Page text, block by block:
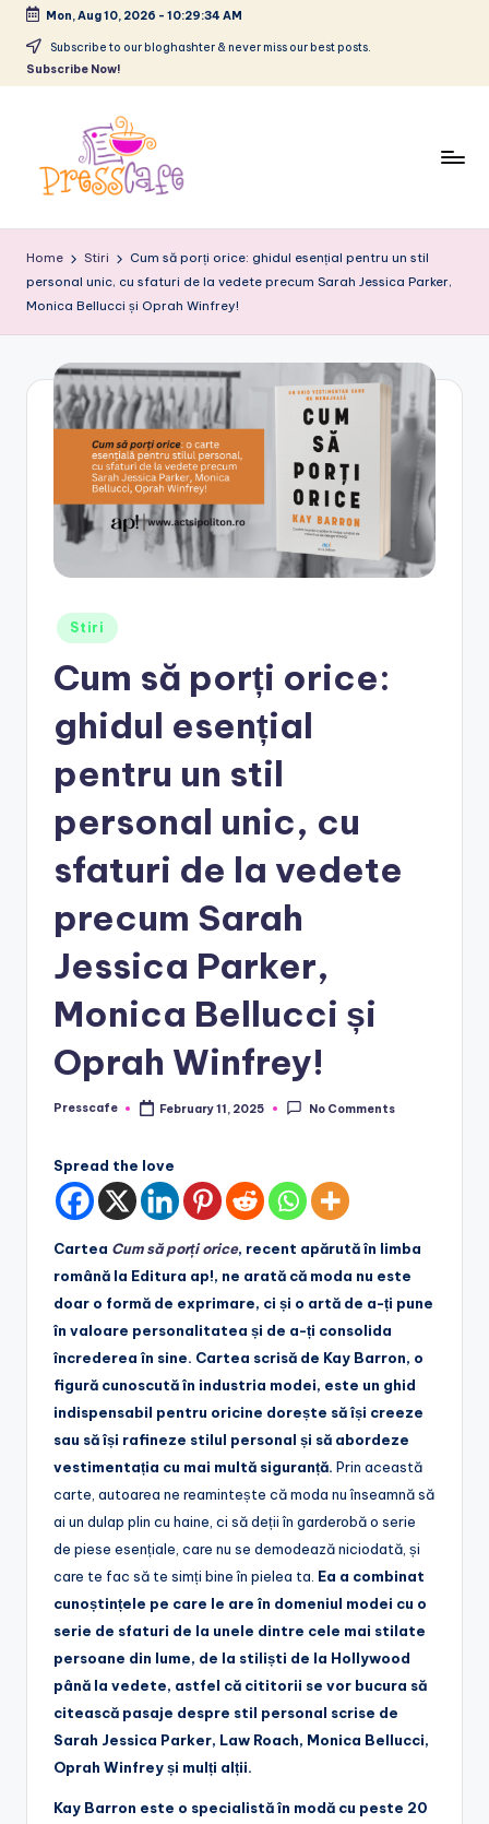
Skip
Mon, Aug 10, 2026 - 10:29:35 AM
Subscribe to our bloghashter & never miss our best posts.
Subscribe Now!
r
e
s
urbane
Home Stiri
Cum să porți orice: ghidul esențial pentru un stil
personal unic, cu sfaturi de la vedete precum Sarah Jessica Parker,
Monica Bellucci și Oprah Winfrey!
Posted
Stiri
Cum să porți orice:
ghidul esențial
pentru un stil
personal unic, cu
sfaturi de la vedete
precum Sarah
Jessica Parker,
Monica Bellucci și
Oprah Winfrey!
Posted
Presscafe February 11, 2025 No Comments
Spread the love
Cartea Cum să porți orice, recent apărută în limba
română la Editura ap!, ne arată că moda nu este
doar o formă de exprimare, ci și o artă de a-ți pune
în valoare personalitatea și de a-ți consolida
încrederea în sine. Cartea scrisă de Kay Barron, o
figură cunoscută în industria modei, este un ghid
indispensabil pentru oricine dorește să își creeze
sau să își rafineze stilul personal și să abordeze
vestimentația cu mai multă siguranță. Prin această
carte, autoarea ne reamintește că moda nu înseamnă să
ai un dulap plin cu haine, ci să deții în garderobă o serie
de piese esențiale, care nu se demodează niciodată, și
care te fac să te simți bine în pielea ta. Ea a combinat
cunoștințele pe care le are în domeniul modei cu o
serie de sfaturi de la unele dintre cele mai stilate
persoane din lume, de la stiliști de la Hollywood
până la vedete, astfel că cititorii se vor bucura să
citească pasaje despre stil personal scrise de
Sarah Jessica Parker, Law Roach, Monica Bellucci,
Oprah Winfrey și mulți alții.
Kay Barron este o specialistă în modă cu peste 20